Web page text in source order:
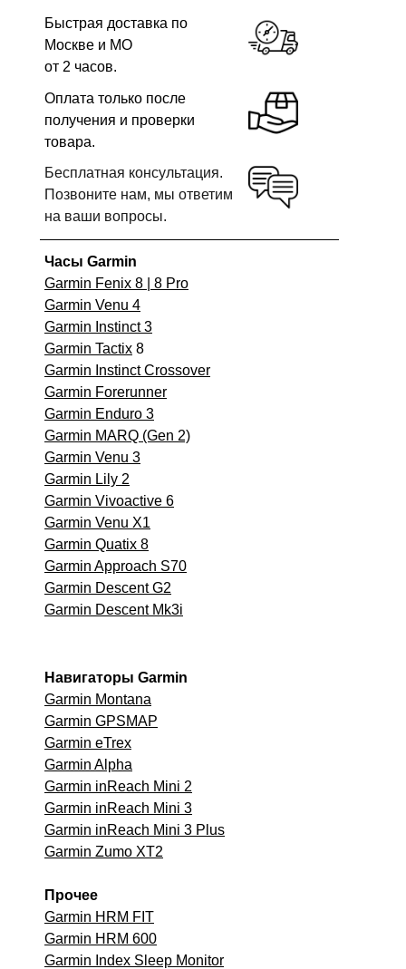
Оплата только после
получения и проверки
товара.
Быстрая доставка по
Москве и МО
от 2 часов.
Бесплатная консультация.
Позвоните нам, мы ответим
на ваши вопросы.
Часы Garmin
Garmin Fenix 8 | 8 Pro
Garmin Venu 4
Garmin Instinct 3
Garmin Tactix 8
Garmin Instinct Crossover
Garmin Forerunner
Garmin Enduro 3
Garmin MARQ (Gen 2)
Garmin Venu 3
Garmin Lily 2
Garmin Vivoactive 6
Garmin Venu X1
Garmin Quatix 8
Garmin Approach S70
Garmin Descent G2
Garmin Descent Mk3i
Навигаторы Garmin
Garmin Montana
Garmin GPSMAP
Garmin eTrex
Garmin Alpha
Garmin inReach Mini 2
Garmin inReach Mini 3
Garmin inReach Mini 3 Plus
Garmin Zumo XT2
Прочее
Garmin HRM FIT
Garmin HRM 600
Garmin Index Sleep Monitor